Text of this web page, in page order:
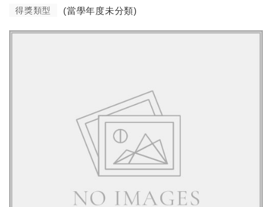
得獎類型 (當學年度未分類)